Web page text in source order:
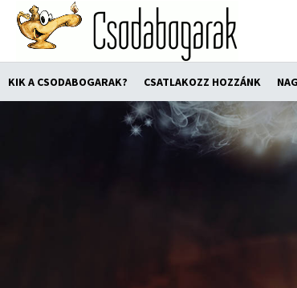
KIK A CSODABOGARAK? CSATLAKOZZ HOZZÁNK